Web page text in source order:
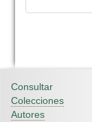
Consultar
Colecciones
Autores